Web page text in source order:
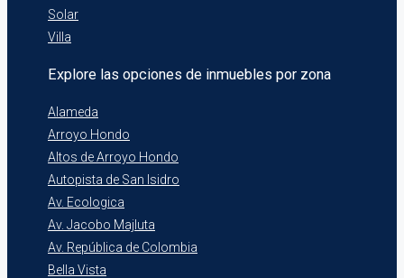
Solar
Villa
Explore las opciones de inmuebles por zona
Alameda
Arroyo Hondo
Altos de Arroyo Hondo
Autopista de San Isidro
Av. Ecologica
Av. Jacobo Majluta
Av. República de Colombia
Bella Vista